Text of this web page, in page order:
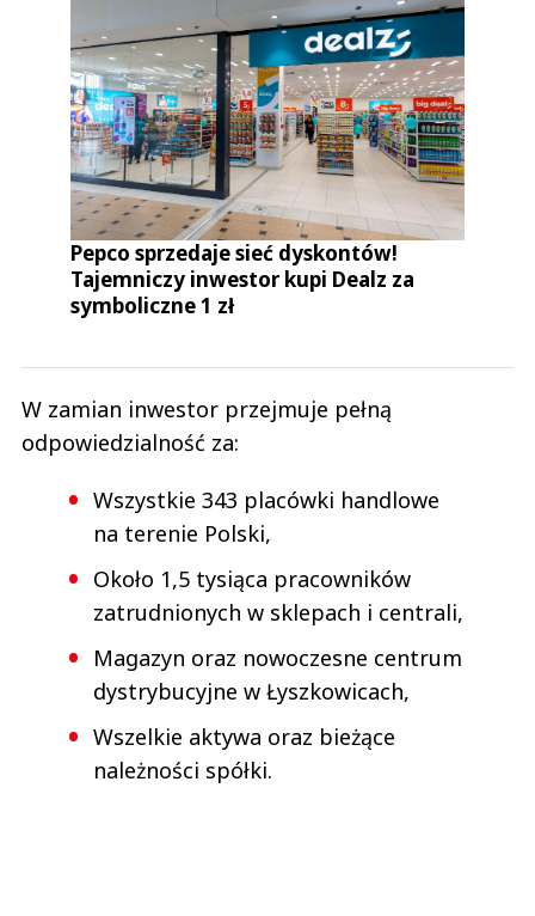
Pepco sprzedaje sieć dyskontów!
Tajemniczy inwestor kupi Dealz za
symboliczne 1 zł
W zamian inwestor przejmuje pełną
odpowiedzialność za:
Wszystkie 343 placówki handlowe
na terenie Polski,
Około 1,5 tysiąca pracowników
zatrudnionych w sklepach i centrali,
Magazyn oraz nowoczesne centrum
dystrybucyjne w Łyszkowicach,
Wszelkie aktywa oraz bieżące
należności spółki.